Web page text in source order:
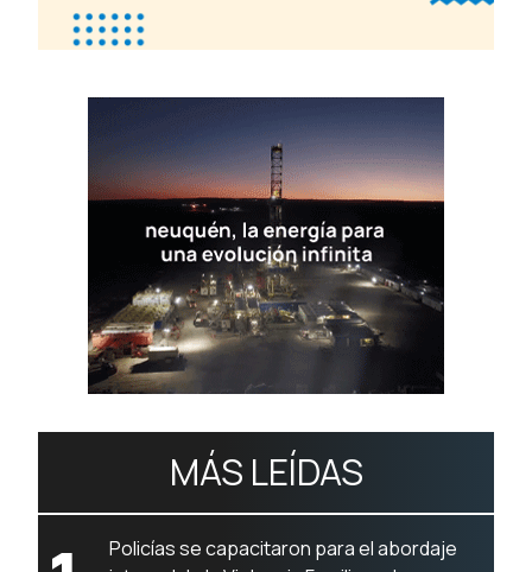
MÁS LEÍDAS
Policías se capacitaron para el abordaje